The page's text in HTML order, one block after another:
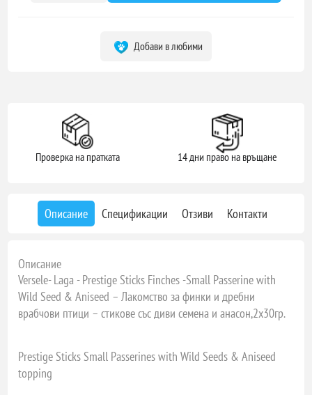
Добави в любими
Проверка на пратката 14 дни право на връщане
Описание Спецификации Отзиви Контакти
Описание
Versele- Laga - Prestige Sticks Finches -Small Passerine with
Wild Seed & Aniseed – Лакомство за финки и дребни
врабчови птици – стикове със диви семена и анасон,2х30гр.
Prestige Sticks Small Passerines with Wild Seeds & Aniseed
topping